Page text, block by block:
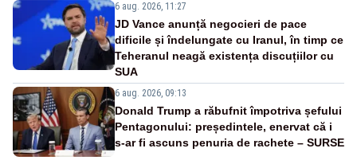
6 aug. 2026, 11:27
JD Vance anunță negocieri de pace
dificile și îndelungate cu Iranul, în timp ce
Teheranul neagă existența discuțiilor cu
SUA
6 aug. 2026, 09:13
Donald Trump a răbufnit împotriva șefului
Pentagonului: președintele, enervat că i
s-ar fi ascuns penuria de rachete – SURSE